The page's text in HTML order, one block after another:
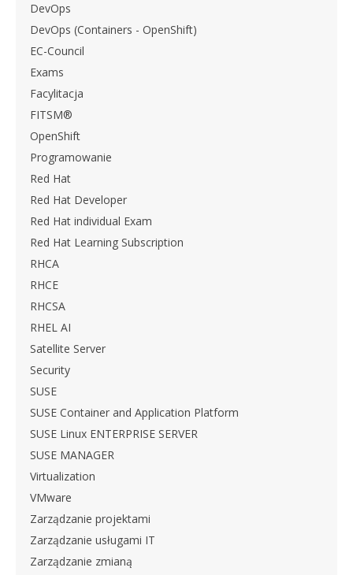
DevOps
DevOps (Containers - OpenShift)
EC-Council
Exams
Facylitacja
FITSM®
OpenShift
Programowanie
Red Hat
Red Hat Developer
Red Hat individual Exam
Red Hat Learning Subscription
RHCA
RHCE
RHCSA
RHEL AI
Satellite Server
Security
SUSE
SUSE Container and Application Platform
SUSE Linux ENTERPRISE SERVER
SUSE MANAGER
Virtualization
VMware
Zarządzanie projektami
Zarządzanie usługami IT
Zarządzanie zmianą